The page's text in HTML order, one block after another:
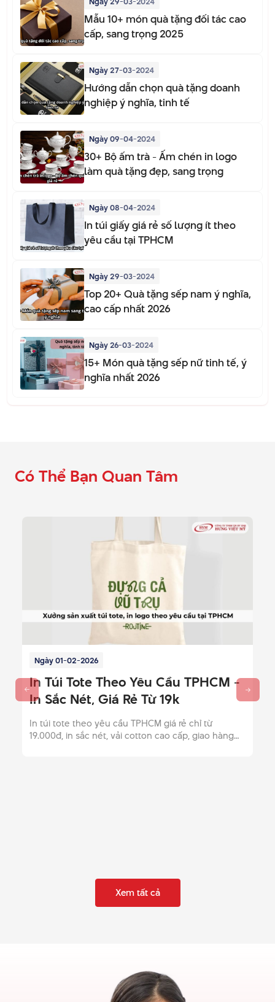
Mẫu 10+ món quà tặng đối tác cao
cấp, sang trọng 2025
Ngày 27-03-2024
Hướng dẫn chọn quà tặng doanh
nghiệp ý nghĩa, tinh tế
Ngày 09-04-2024
30+ Bộ ấm trà - Ấm chén in logo
làm quà tặng đẹp, sang trọng
Ngày 08-04-2024
In túi giấy giá rẻ số lượng ít theo
yêu cầu tại TPHCM
Ngày 29-03-2024
Top 20+ Quà tặng sếp nam ý nghĩa,
cao cấp nhất 2026
Ngày 26-03-2024
15+ Món quà tặng sếp nữ tinh tế, ý
nghĩa nhất 2026
Có Thể Bạn Quan Tâm
Ngày 01-02-2026
In Túi Tote Theo Yêu Cầu TPHCM -
In Sắc Nét, Giá Rẻ Từ 19k
In túi tote theo yêu cầu TPHCM giá rẻ chỉ từ
19.000đ, in sắc nét, vải cotton cao cấp, giao hàng
Xem tất cả